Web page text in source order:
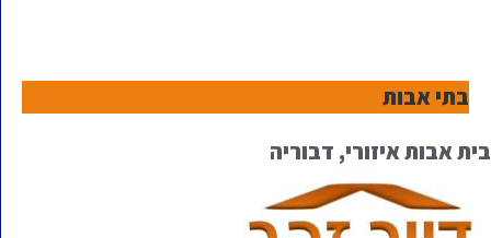
בתי אבות
בית אבות איזורי, דבוריה